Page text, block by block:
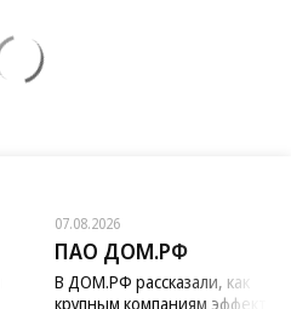
07.08.2026
ПАО ДОМ.РФ
В ДОМ.РФ рассказали, как
крупным компаниям